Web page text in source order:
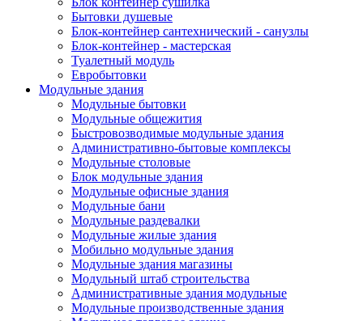
Бытовки душевые
Блок-контейнер сантехнический - санузлы
Блок-контейнер - мастерская
Туалетный модуль
Евробытовки
Модульные здания
Модульные бытовки
Модульные общежития
Быстровозводимые модульные здания
Административно-бытовые комплексы
Модульные столовые
Блок модульные здания
Модульные офисные здания
Модульные бани
Модульные раздевалки
Модульные жилые здания
Мобильно модульные здания
Модульные здания магазины
Модульный штаб строительства
Административные здания модульные
Модульные производственные здания